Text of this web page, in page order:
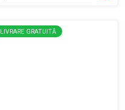
LIVRARE GRATUITĂ